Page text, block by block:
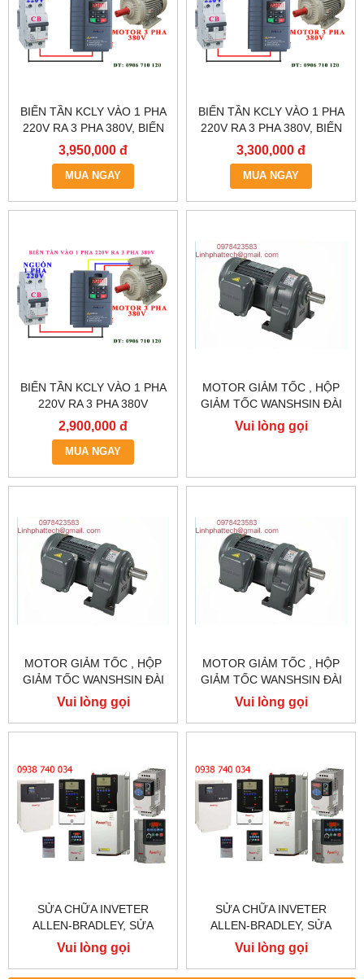
BIẾN TẦN KCLY VÀO 1 PHA
220V RA 3 PHA 380V, BIẾN
TẦN KCLY KOC600-
2R2GT3-B
3,950,000 đ
MUA NGAY
BIẾN TẦN KCLY VÀO 1 PHA
220V RA 3 PHA 380V, BIẾN
TẦN KCLY KOC600-
1R5GT3-B
3,300,000 đ
MUA NGAY
BIẾN TẦN KCLY VÀO 1 PHA
220V RA 3 PHA 380V
0.75KW, BIẾN TẦN KCLY
KOC600-R75GT3-B
2,900,000 đ
MUA NGAY
MOTOR GIẢM TỐC , HỘP
GIẢM TỐC WANSHSIN ĐÀI
LOAN GH40-2200-3S /
2.2KW 2200W 3HP
Vui lòng gọi
MOTOR GIẢM TỐC , HỘP
GIẢM TỐC WANSHSIN ĐÀI
LOAN 1.5KW 1500W 2HP AC
BA PHA 220 V / 380V
Vui lòng gọi
MOTOR GIẢM TỐC , HỘP
GIẢM TỐC WANSHSIN ĐÀI
LOAN 1.5KW 1500W 2HP AC
BA PHA 220 V / 380V
Vui lòng gọi
SỬA CHỮA INVETER
ALLEN-BRADLEY, SỬA
CHỮA ALLEN-BRADLEY
POWER FLEX 755
Vui lòng gọi
SỬA CHỮA INVETER
ALLEN-BRADLEY, SỬA
CHỮA ALLEN-BRADLEY
POWER FLEX 753
Vui lòng gọi